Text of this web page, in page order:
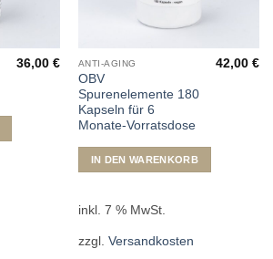
36,00€ ANTI-AGING
OBV
Spurenelemente 180
Kapseln für 6
Monate-Vorratsdose
42,00€
IN DEN WARENKORB
inkl. 7 % MwSt.
zzgl. Versandkosten